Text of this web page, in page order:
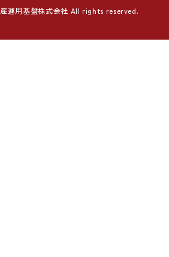
運用基盤株式会社 All rights reserved.